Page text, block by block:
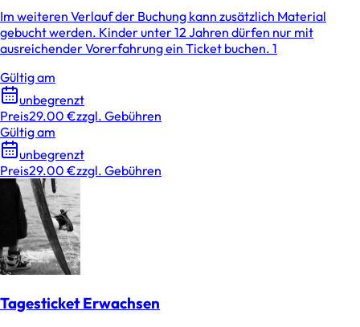
Im weiteren Verlauf der Buchung kann zusätzlich Material
gebucht werden. Kinder unter 12 Jahren dürfen nur mit
ausreichender Vorerfahrung ein Ticket buchen. 1
Gültig am
unbegrenzt
Preis29.00 €zzgl. Gebühren
Gültig am
unbegrenzt
Preis29.00 €zzgl. Gebühren
Tagesticket Erwachsen